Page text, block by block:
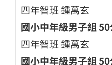
四年智班 鍾萬玄
國小中年級男子組 50
四年智班 鍾萬玄
國小中年級男子組 50